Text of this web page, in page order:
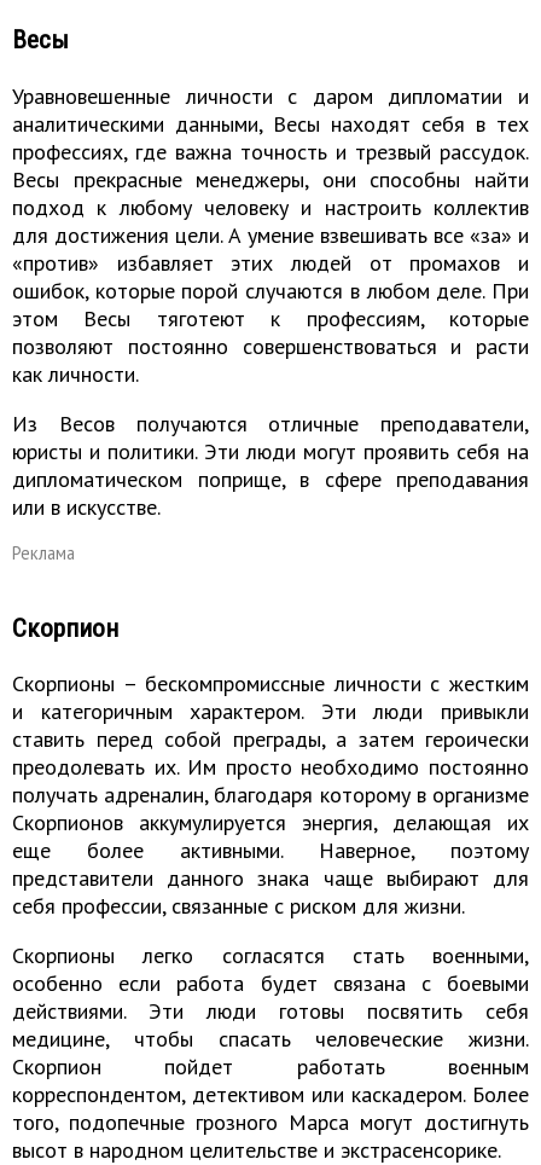
Весы
Уравновешенные личности с даром дипломатии и
аналитическими данными, Весы находят себя в тех
профессиях, где важна точность и трезвый рассудок.
Весы прекрасные менеджеры, они способны найти
подход к любому человеку и настроить коллектив
для достижения цели. А умение взвешивать все «за» и
«против» избавляет этих людей от промахов и
ошибок, которые порой случаются в любом деле. При
этом Весы тяготеют к профессиям, которые
позволяют постоянно совершенствоваться и расти
как личности.
Из Весов получаются отличные преподаватели,
юристы и политики. Эти люди могут проявить себя на
дипломатическом поприще, в сфере преподавания
или в искусстве.
Реклама
Скорпион
Скорпионы – бескомпромиссные личности с жестким
и категоричным характером. Эти люди привыкли
ставить перед собой преграды, а затем героически
преодолевать их. Им просто необходимо постоянно
получать адреналин, благодаря которому в организме
Скорпионов аккумулируется энергия, делающая их
еще более активными. Наверное, поэтому
представители данного знака чаще выбирают для
себя профессии, связанные с риском для жизни.
Скорпионы легко согласятся стать военными,
особенно если работа будет связана с боевыми
действиями. Эти люди готовы посвятить себя
медицине, чтобы спасать человеческие жизни.
Скорпион пойдет работать военным
корреспондентом, детективом или каскадером. Более
того, подопечные грозного Марса могут достигнуть
высот в народном целительстве и экстрасенсорике.